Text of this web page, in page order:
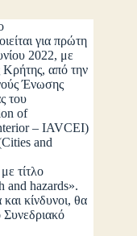
για πρώτη
2022, με
Κρήτης, από την
Ένωσης
του
of
– IAVCEI)
and
τίτλο
and hazards».
κίνδυνοι, θα
Συνεδριακό